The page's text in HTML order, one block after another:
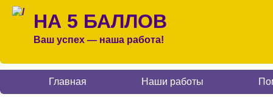
НА 5 БАЛЛОВ
Ваш успех — наша работа!
Главная Наши работы